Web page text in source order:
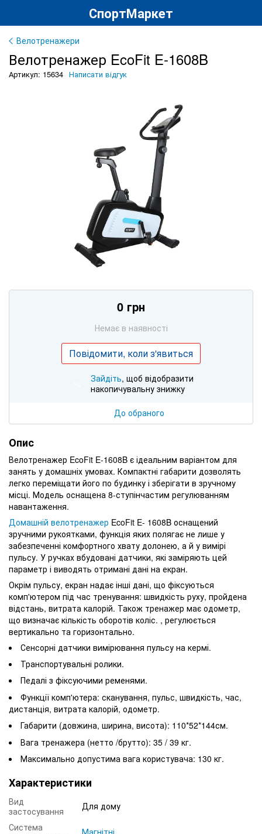
СпортМаркет
Велотренажери
Велотренажер EcoFit E-1608B
Артикул: 15634 Написати відгук
0 грн
Немає в наявності
Повідомити, коли з'явиться
Зайдіть, щоб відобразити
накопичувальну знижку
До обраного
Опис
Велотренажер EcoFit E-1608B є ідеальним варіантом для
занять у домашніх умовах. Компактні габарити дозволять
легко переміщати його по будинку і зберігати в зручному
місці. Модель оснащена 8-ступінчастим регулюванням
навантаження.
Домашній велотренажер EcoFit E- 1608B оснащений
зручними рукоятками, функція яких полягає не лише у
забезпеченні комфортного хвату долонею, а й у вимірі
пульсу. У ручках вбудовані датчики, які заміряють цей
параметр і виводять отримані дані на екран.
Окрім пульсу, екран надає інші дані, що фіксуються
комп'ютером під час тренування: швидкість руху, пройдена
відстань, витрата калорій. Також тренажер має одометр,
що визначає кількість оборотів коліс. , регулюється
вертикально та горизонтально.
Сенсорні датчики вимірювання пульсу на кермі.
Транспортувальні ролики.
Педалі з фіксуючими ременями.
Функції комп'ютера: сканування, пульс, швидкість, час,
дистанція, витрата калорій, одометр.
Габарити (довжина, ширина, висота): 110*52*144см.
Вага тренажера (нетто /брутто): 35 / 39 кг.
Максимально допустима вага користувача: 130 кг.
Характеристики
Вид
застосування
Для дому
Система
Магнітні